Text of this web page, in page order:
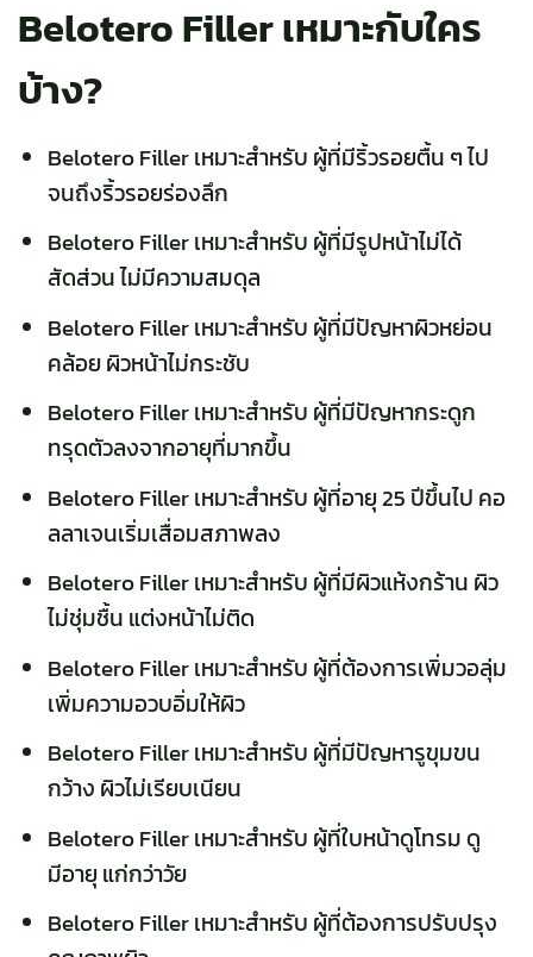
Belotero Filler เหมาะกับใคร
บ้าง?
Belotero Filler เหมาะสำหรับ ผู้ที่มีริ้วรอยตื้น ๆ ไป
จนถึงริ้วรอยร่องลึก
Belotero Filler เหมาะสำหรับ ผู้ที่มีรูปหน้าไม่ได้
สัดส่วน ไม่มีความสมดุล
Belotero Filler เหมาะสำหรับ ผู้ที่มีปัญหาผิวหย่อน
คล้อย ผิวหน้าไม่กระชับ
Belotero Filler เหมาะสำหรับ ผู้ที่มีปัญหากระดูก
ทรุดตัวลงจากอายุที่มากขึ้น
Belotero Filler เหมาะสำหรับ ผู้ที่อายุ 25 ปีขึ้นไป คอ
ลลาเจนเริ่มเสื่อมสภาพลง
Belotero Filler เหมาะสำหรับ ผู้ที่มีผิวแห้งกร้าน ผิว
ไม่ชุ่มชื้น แต่งหน้าไม่ติด
Belotero Filler เหมาะสำหรับ ผู้ที่ต้องการเพิ่มวอลุ่ม
เพิ่มความอวบอิ่มให้ผิว
Belotero Filler เหมาะสำหรับ ผู้ที่มีปัญหารูขุมขน
กว้าง ผิวไม่เรียบเนียน
Belotero Filler เหมาะสำหรับ ผู้ที่ใบหน้าดูโทรม ดู
มีอายุ แก่กว่าวัย
Belotero Filler เหมาะสำหรับ ผู้ที่ต้องการปรับปรุง